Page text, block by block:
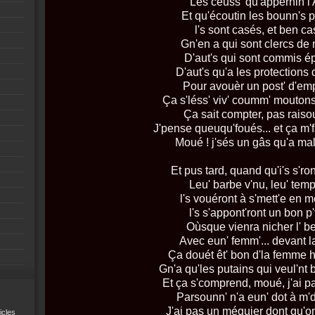
Et qu'écoutin les bounn's
l's sont casés, et ben
Gn'en a qui sont clercs de
D'aut's qui sont commis
D'aut's qu'a les protections
Pour avouèr un post'
Ça s'léss' viv' coumm'
Ça sait compter, pas
J'pense queuqu'foués... et ça
Moué ! j'sés un gâs qu'a
Et pus tard, quand qu'i's
Leu' barbe v'nu, leu'
l's vouéront à s'mett'e en
l's s'appont'ront un bon
Oùsque vienra nicher l'
Avec eun' femm'... devant
Ça douét êt' bon d'la femme
Gn'a qu'les putains qui veul'nt
Et ça s'comprend, moué, j'ai
Parsounn' n'a eun' dot à
J'ai pas un méquier dont